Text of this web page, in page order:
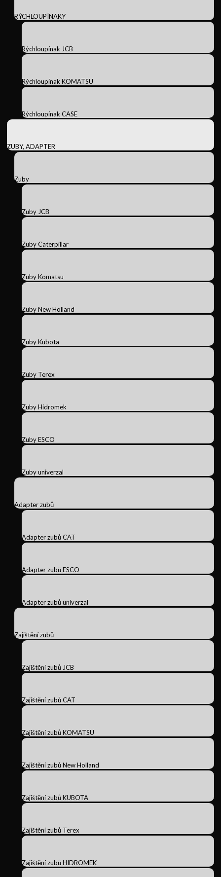
RÝCHLOUPÍNAKY
Rýchloupínak JCB
Rýchloupínak KOMATSU
Rýchloupínak CASE
ZUBY, ADAPTER
Zuby
Zuby JCB
Zuby Caterpillar
Zuby Komatsu
Zuby New Holland
Zuby Kubota
Zuby Terex
Zuby Hidromek
Zuby ESCO
Zuby univerzal
Adapter zubů
Adapter zubů CAT
Adapter zubů ESCO
Adapter zubů univerzal
Zajištění zubů
Zajištění zubů JCB
Zajištění zubů CAT
Zajištění zubů KOMATSU
Zajištění zubů New Holland
Zajištění zubů KUBOTA
Zajištění zubů Terex
Zajištění zubů HIDROMEK